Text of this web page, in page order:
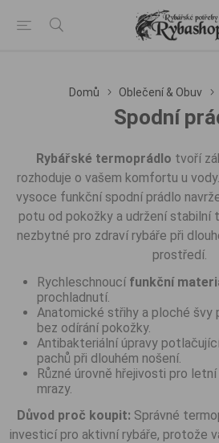
Domů Oblečení & Obuv
Spodní
Rybářské termoprádlo tvoří
rozhoduje o vašem komfortu u
vysoce funkční spodní prádlo
potu od pokožky a udržení stabilní
nezbytné pro zdraví rybáře při
prostředí.
Rychleschnoucí funkční
prochladnutí.
Anatomické střihy a ploché švy
bez odírání pokožky.
Antibakteriální úpravy
pachů při dlouhém nošení.
Různé úrovně hřejivosti pro
mrazy.
Důvod proč koupit: Správné
investicí pro aktivní rybáře, protože